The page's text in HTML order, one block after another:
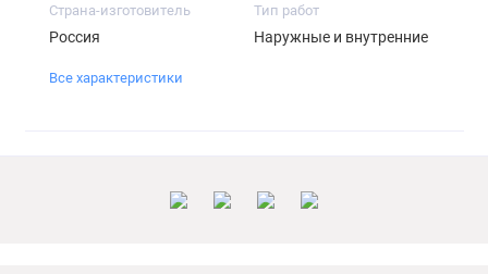
Страна-изготовитель
Россия
Тип работ
Наружные и внутренние
Все характеристики